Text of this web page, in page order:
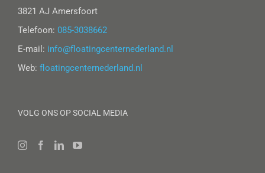
3821 AJ Amersfoort
Telefoon: 085-3038662
E-mail: info@floatingcenternederland.nl
Web: floatingcenternederland.nl
VOLG ONS OP SOCIAL MEDIA